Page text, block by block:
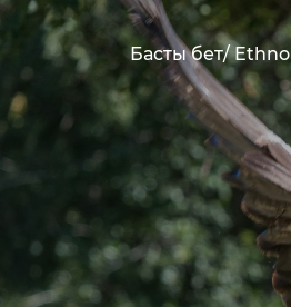
Басты бет/ Ethno